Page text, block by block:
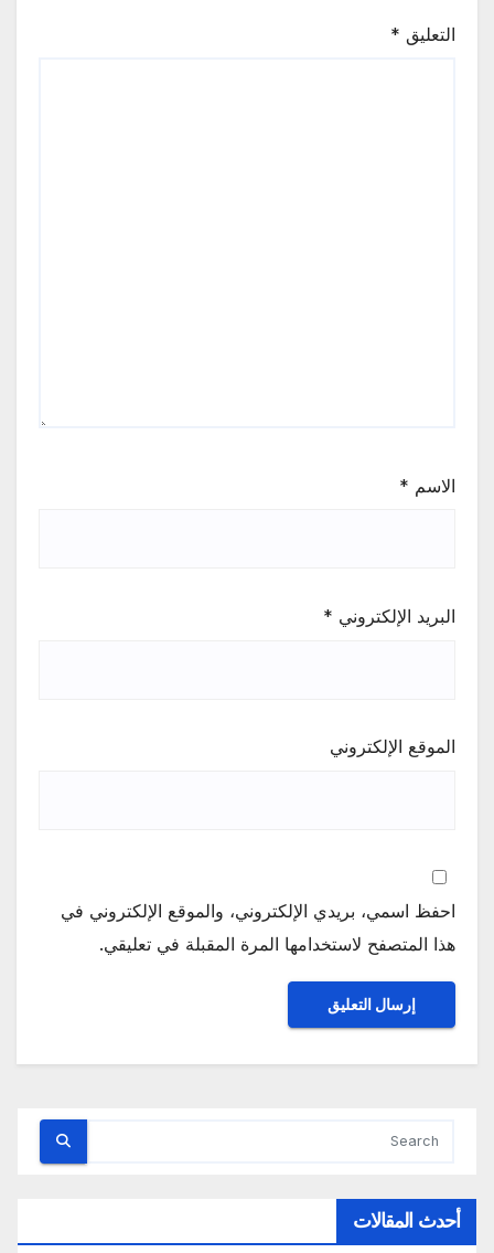
التعليق *
الاسم *
البريد الإلكتروني *
الموقع الإلكتروني
احفظ اسمي، بريدي الإلكتروني، والموقع الإلكتروني في
هذا المتصفح لاستخدامها المرة المقبلة في تعليقي.
أحدث المقالات